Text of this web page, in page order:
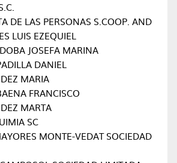
DE LAS PERSONAS S.COOP. AND
LUIS EZEQUIEL
JOSEFA MARINA
DANIEL
MARIA
FRANCISCO
MARTA
SC
MONTE-VEDAT SOCIEDAD